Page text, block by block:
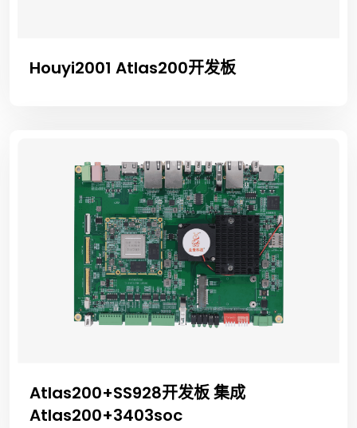
Houyi2001 Atlas200开发板
Atlas200+SS928开发板 集成
Atlas200+3403soc